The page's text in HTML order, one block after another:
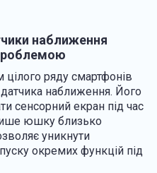
наближення
ряду смартфонів
наближення. Його
сенсорний екран під час
юшку близько
уникнути
окремих функцій під